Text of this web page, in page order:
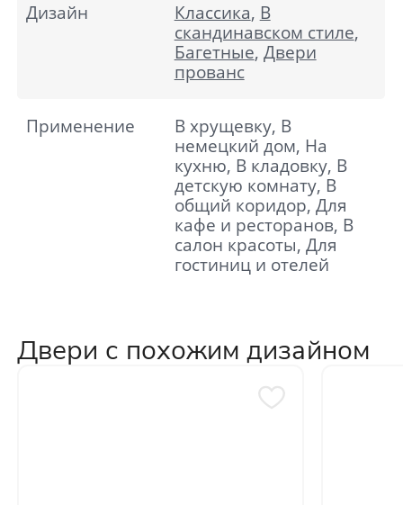
Дизайн Классика, В
скандинавском стиле,
Багетные, Двери
прованс
Применение
В хрущевку, В
немецкий дом, На
кухню, В кладовку, В
детскую комнату, В
общий коридор, Для
кафе и ресторанов, В
салон красоты, Для
гостиниц и отелей
Двери с похожим дизайном